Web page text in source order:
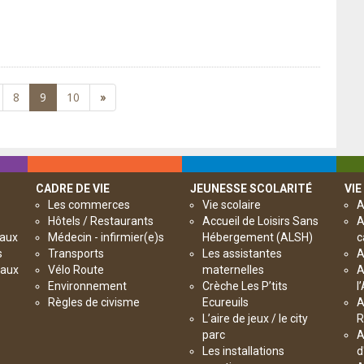
8 9 10 »
CADRE DE VIE
Les commerces
Hôtels / Restaurants
Médecin - infirmier(e)s
Transports
Vélo Route
Environnement
Règles de civisme
JEUNESSE SCOLARITÉ
Vie scolaire
Accueil de Loisirs Sans
Hébergement (ALSH)
Les assistantes
maternelles
Crèche Les P’tits
Ecureuils
L’aire de jeux / le city
parc
Les installations